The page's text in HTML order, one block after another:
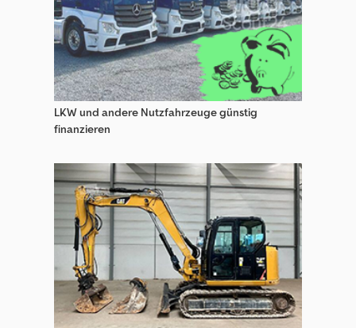
Walze Landwirtschaft / Ackerwalze
LKW und andere Nutzfahrzeuge günstig
finanzieren